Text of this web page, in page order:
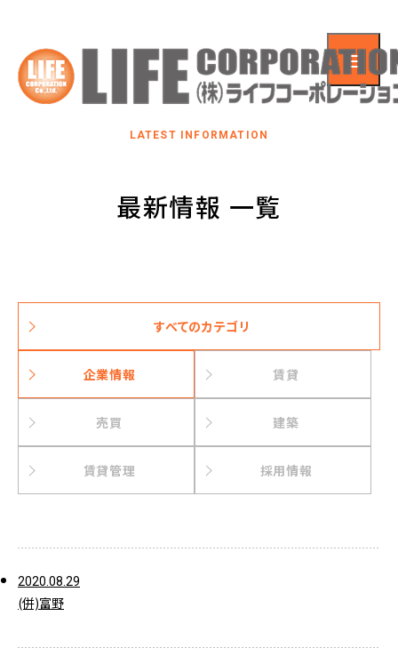
LATEST INFORMATION
最新情報 一覧
すべてのカテゴリ
企業情報 賃貸
売買 建築
賃貸管理 採用情報
2020.08.29
(併)富野